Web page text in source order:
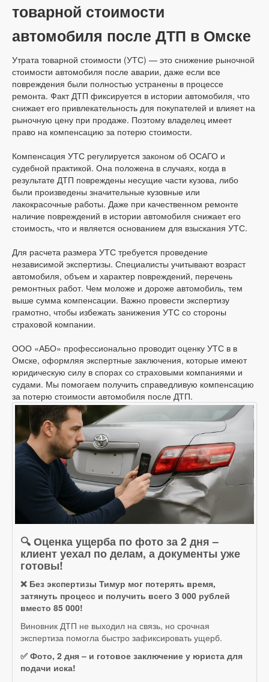
товарной стоимости
автомобиля после ДТП в Омске
Утрата товарной стоимости (УТС) — это снижение рыночной
стоимости автомобиля после аварии, даже если все
повреждения были полностью устранены в процессе
ремонта. Факт ДТП фиксируется в истории автомобиля, что
снижает его привлекательность для покупателей и влияет на
рыночную цену при продаже. Поэтому владелец имеет
право на компенсацию за потерю стоимости.
Компенсация УТС регулируется законом об ОСАГО и
судебной практикой. Она положена в случаях, когда в
результате ДТП повреждены несущие части кузова, либо
были произведены значительные кузовные или
лакокрасочные работы. Даже при качественном ремонте
наличие повреждений в истории автомобиля снижает его
стоимость, что и является основанием для взыскания УТС.
Для расчета размера УТС требуется проведение
независимой экспертизы. Специалисты учитывают возраст
автомобиля, объем и характер повреждений, перечень
ремонтных работ. Чем моложе и дороже автомобиль, тем
выше сумма компенсации. Важно провести экспертизу
грамотно, чтобы избежать занижения УТС со стороны
страховой компании.
ООО «АБО» профессионально проводит оценку УТС в в
Омске, оформляя экспертные заключения, которые имеют
юридическую силу в спорах со страховыми компаниями и
судами. Мы помогаем получить справедливую компенсацию
за потерю стоимости автомобиля после ДТП.
🔍 Оценка ущерба по фото за 2 дня –
клиент уехал по делам, а документы уже
готовы!
❌ Без экспертизы Тимур мог потерять время,
затянуть процесс и получить всего 3 000 рублей
вместо 85 000!
Виновник ДТП не выходил на связь, но срочная
экспертиза помогла быстро зафиксировать ущерб.
✅ Фото, 2 дня – и готовое заключение у юриста для
подачи иска!